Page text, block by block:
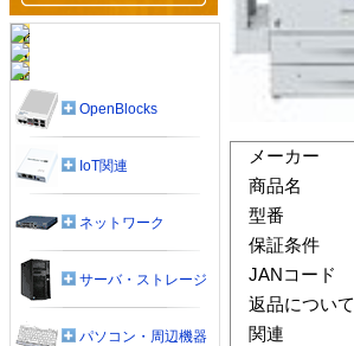
メーカー
商品名
型番
保証条件
JANコード
返品について
関連
OpenBlocks
IoT関連
ネットワーク
サーバ・ストレージ
パソコン・周辺機器